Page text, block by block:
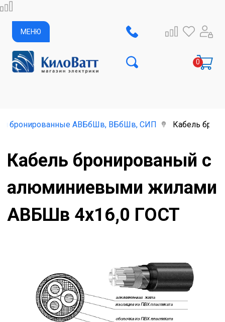
МЕНЮ
бронированные АВБбШв, ВБбШв, СИП Кабель
Кабель бронированый с
алюминиевыми жилами
АВБШв 4х16,0 ГОСТ